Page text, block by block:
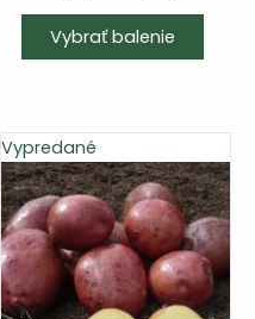
Vybrať balenie
Tento
si
na
Vypredané